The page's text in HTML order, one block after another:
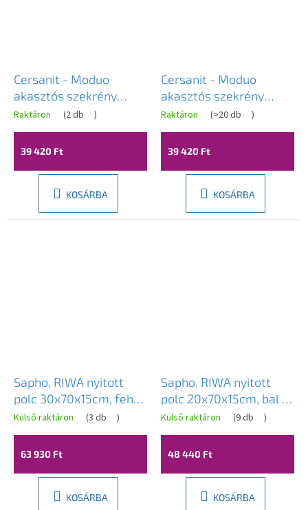
Cersanit - Moduo
akasztós szekrény
40cm, szürke, S590-021
Raktáron (2 db )
39 420 Ft
KOSÁRBA
Cersanit - Moduo
akasztós szekrény
40cm, fehér, K116-018
A
termék
értékelése
5-
Raktáron (>20 db )
39 420 Ft
KOSÁRBA
Sapho, RIWA nyitott
polc 30x70x15cm, fehér
fényű, RIW300-0030
Külső raktáron (3 db )
63 930 Ft
KOSÁRBA
Sapho, RIWA nyitott
polc 20x70x15cm, bal /
jobb, fehér (RW250),
RIW250-0030
Külső raktáron (9 db )
48 440 Ft
KOSÁRBA